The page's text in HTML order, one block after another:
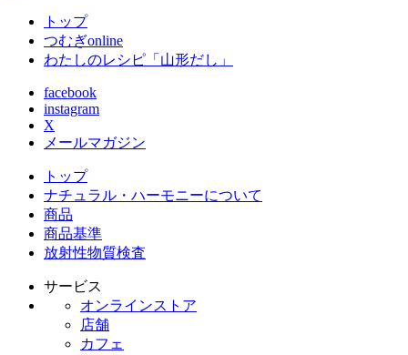
トップ
つむぎonline
わたしのレシピ「山形だし」
facebook
instagram
X
メールマガジン
トップ
ナチュラル・ハーモニーについて
商品
商品基準
放射性物質検査
サービス
オンラインストア
店舗
カフェ